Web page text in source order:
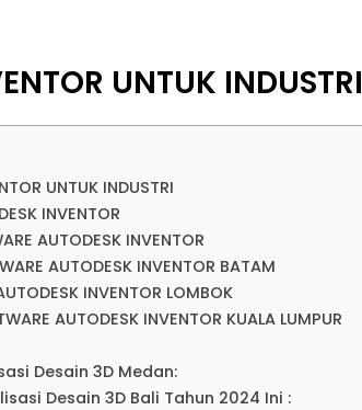
UNTUK INDUSTRI
UNTUK INDUSTRI
INVENTOR
AUTODESK INVENTOR
AUTODESK INVENTOR BATAM
INVENTOR LOMBOK
AUTODESK INVENTOR KUALA LUMPUR
Desain 3D Medan:
Desain 3D Bali Tahun 2024 Ini :